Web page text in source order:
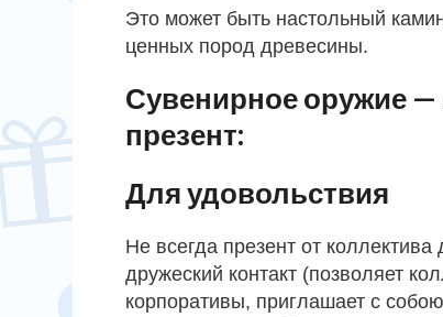
Это может быть настольный
ценных пород древесины.
Сувенирное оружие
презент:
Для удовольствия
Не всегда презент от
дружеский контакт (позволяет
корпоративы, приглашает с